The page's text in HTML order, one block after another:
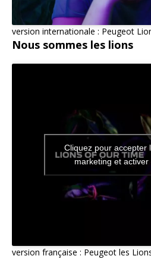
version internationale : Peugeot
Nous sommes les lions
Cliquez pour accepter
marketing et activer
version française : Peugeot les Lions